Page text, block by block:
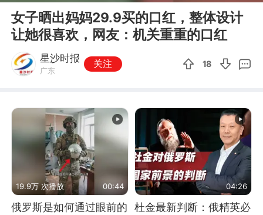
女子晒出妈妈29.9买的口红，整体设计
让她很喜欢，网友：机关重重的口红
星沙时报
广东
关注 18
19.9万 次播放 00:44
俄罗斯是如何通过眼前的
04:26
杜金最新判断：俄精英必